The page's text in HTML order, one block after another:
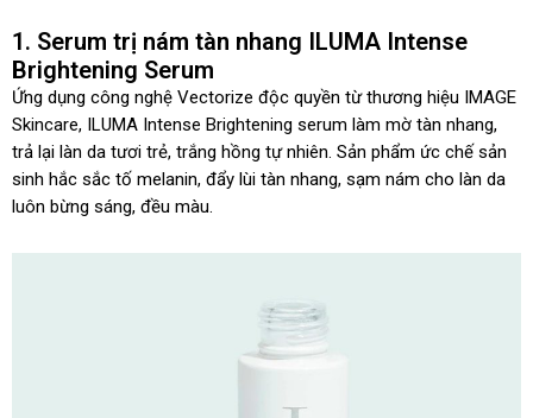
1. Serum trị nám tàn nhang ILUMA Intense
Brightening Serum
Ứng dụng công nghệ Vectorize độc quyền từ thương hiệu IMAGE
Skincare, ILUMA Intense Brightening serum làm mờ tàn nhang,
trả lại làn da tươi trẻ, trắng hồng tự nhiên. Sản phẩm ức chế sản
sinh hắc sắc tố melanin, đẩy lùi tàn nhang, sạm nám cho làn da
luôn bừng sáng, đều màu.